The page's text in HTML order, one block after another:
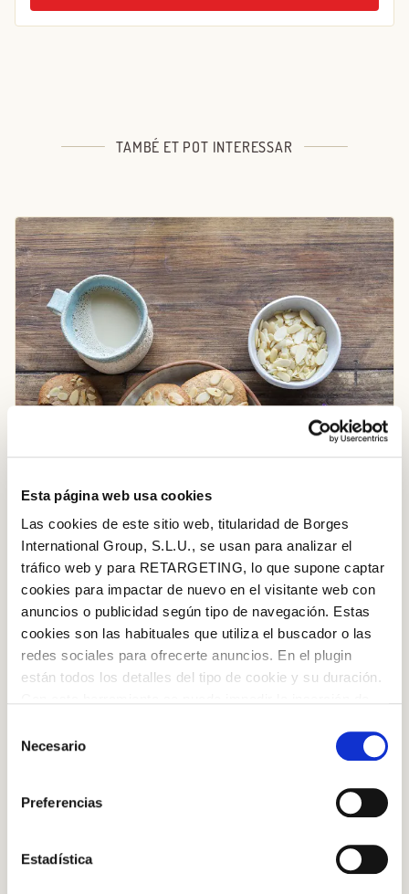
Esta página web usa cookies
Las cookies de este sitio web, titularidad de Borges
International Group, S.L.U., se usan para analizar el
tráfico web y para RETARGETING, lo que supone captar
cookies para impactar de nuevo en el visitante web con
anuncios o publicidad según tipo de navegación. Estas
cookies son las habituales que utiliza el buscador o las
redes sociales para ofrecerte anuncios. En el plugin
están todos los detalles del tipo de cookie y su duración.
la web aparece cómo evitar las cookies en el navegador.
Si se desea ver otra vez esta notificación navegar en
privado y aparecerá de nuevo. Le informamos que aún
no habiendo aceptado las cookies de analytics, Google
identifican de ninguna forma.
Necesario
Preferencias
Estadística
TAMBÉ ET POT INTERESSAR
10 Receptes per a consentir el
paladar
Iniciar sessió amb Google